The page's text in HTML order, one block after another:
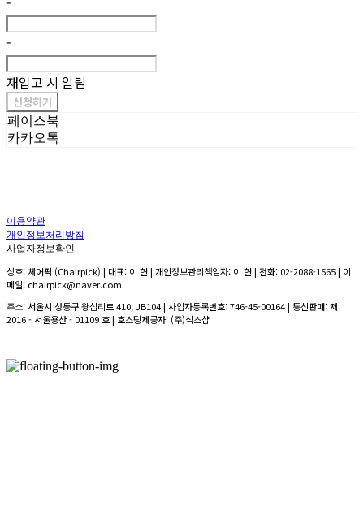
-
재입고 시 알림
신청하기
페이스북
카카오톡
이용약관
개인정보처리방침
사업자정보확인
상호: 체어픽 (Chairpick) | 대표: 이 현 | 개인정보관리책임자: 이 현 | 전화: 02-2088-1565 | 이
메일: chairpick@naver.com
주소: 서울시 성동구 왕십리로 410, JB104 | 사업자등록번호:746-45-00164| 통신판매:제
2016 - 서울용산 - 01109 호| 호스팅제공자: (주)식스샵